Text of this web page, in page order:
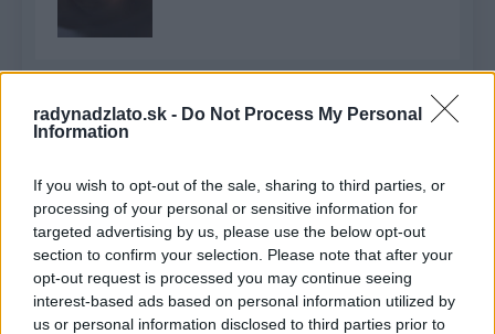
radynadzlato.sk - Do Not Process My Personal
Information
If you wish to opt-out of the sale, sharing to third parties, or
processing of your personal or sensitive information for
targeted advertising by us, please use the below opt-out
section to confirm your selection. Please note that after your
opt-out request is processed you may continue seeing
interest-based ads based on personal information utilized by
us or personal information disclosed to third parties prior to
Hľadať
Recent Posts
Rada pre vysokých mužov: Väčšia veľkosť nie je
vždy riešenie